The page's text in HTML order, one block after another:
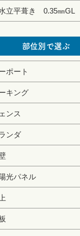
立平葺き 0.35㎜GL
部位別で選ぶ
ポート
キング
ンス
ンダ
光パネル